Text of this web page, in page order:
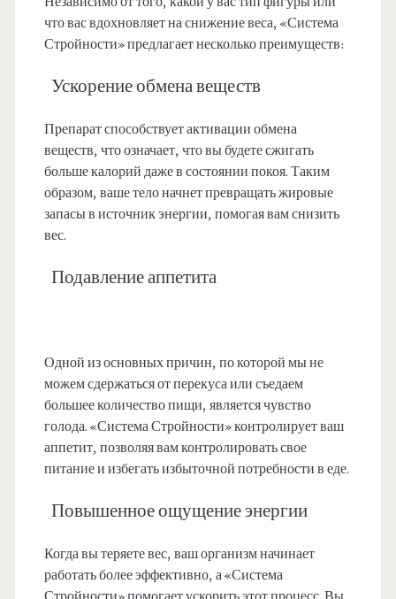
что вас вдохновляет на снижение веса, «Система
Стройности» предлагает несколько преимуществ:
Ускорение обмена веществ
Препарат способствует активации обмена
веществ, что означает, что вы будете сжигать
больше калорий даже в состоянии покоя. Таким
образом, ваше тело начнет превращать жировые
запасы в источник энергии, помогая вам снизить
вес.
Подавление аппетита
Одной из основных причин, по которой мы не
можем сдержаться от перекуса или съедаем
большее количество пищи, является чувство
голода. «Система Стройности» контролирует ваш
аппетит, позволяя вам контролировать свое
питание и избегать избыточной потребности в еде.
Повышенное ощущение энергии
Когда вы теряете вес, ваш организм начинает
работать более эффективно, а «Система